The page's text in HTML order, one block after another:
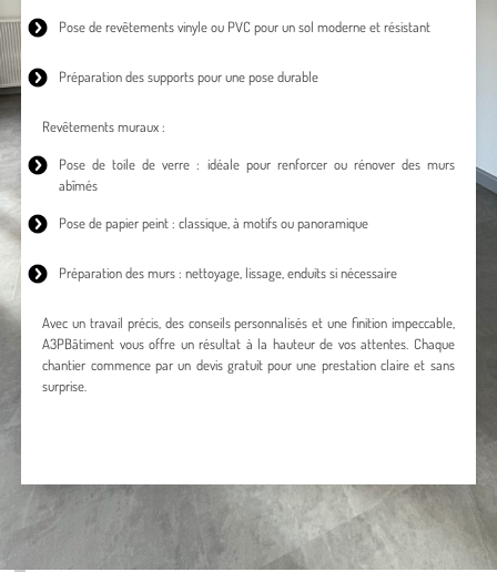
Pose de revêtements vinyleou PVC pour un sol moderne et résistant
Préparation des supports pour une pose durable
Revêtements muraux :
Pose de toile de verre : idéale pour renforcer ou rénover des murs
abîmés
Pose de papier peint: classique, à motifs ou panoramique
Préparation des murs : nettoyage, lissage, enduits si nécessaire
Avec un travail précis, des conseils personnalisés et une finition impeccable,
A3PBâtiment vous offre un résultat à la hauteur de vos attentes. Chaque
chantier commence par un devis gratuit pour une prestation claire et sans
surprise.